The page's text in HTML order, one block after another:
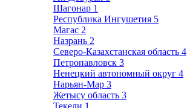
Шагонар 1
Республика Ингушетия 5
Магас 2
Назрань 2
Северо-Казахстанская область 4
Петропавловск 3
Ненецкий автономный округ 4
Нарьян-Мар 3
Жетысу область 3
Текели 1